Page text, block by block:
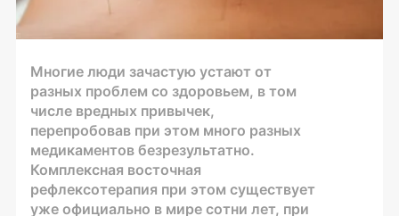
Многие люди зачастую устают от
разных проблем со здоровьем, в том
числе вредных привычек,
перепробовав при этом много разных
медикаментов безрезультатно.
Комплексная восточная
рефлексотерапия при этом существует
уже официально в мире сотни лет, при